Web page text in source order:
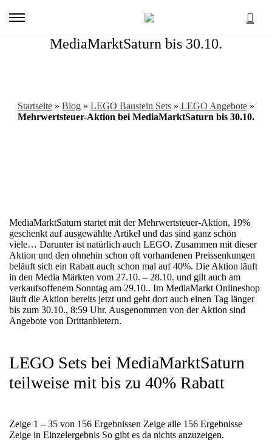
Menu
Mehrwertsteuer-Aktion bei
MediaMarktSaturn bis 30.10.
Startseite » Blog » LEGO Baustein Sets » LEGO Angebote »
Mehrwertsteuer-Aktion bei MediaMarktSaturn bis 30.10.
Mehrwertsteuer-
Aktion
bei
MediaMarktSaturn
bis
27.
Oktober
27T18:46:41+02:00
LEGO
MediaMarktSaturn startet mit der Mehrwertsteuer-Aktion, 19%
geschenkt auf ausgewählte Artikel und das sind ganz schön
viele… Darunter ist natürlich auch LEGO. Zusammen mit dieser
Aktion und den ohnehin schon oft vorhandenen Preissenkungen
beläuft sich ein Rabatt auch schon mal auf 40%. Die Aktion läuft
in den Media Märkten vom 27.10. – 28.10. und gilt auch am
verkaufsoffenem Sonntag am 29.10.. Im MediaMarkt Onlineshop
läuft die Aktion bereits jetzt und geht dort auch einen Tag länger
bis zum 30.10., 8:59 Uhr. Ausgenommen von der Aktion sind
Angebote von Drittanbietern.
LEGO Sets bei MediaMarktSaturn
teilweise mit bis zu 40% Rabatt
Zeige 1 – 35 von 156 Ergebnissen Zeige alle 156 Ergebnisse
Zeige in Einzelergebnis So gibt es da nichts anzuzeigen.